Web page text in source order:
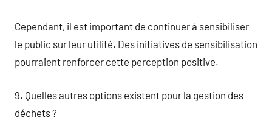
Cependant, il est important de continuer à sensibiliser
le public sur leur utilité. Des initiatives de sensibilisation
pourraient renforcer cette perception positive.
9. Quelles autres options existent pour la gestion des
déchets ?